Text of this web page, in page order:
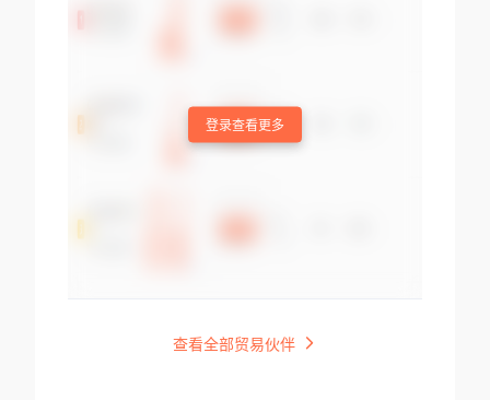
登录查看更多
查看全部贸易伙伴